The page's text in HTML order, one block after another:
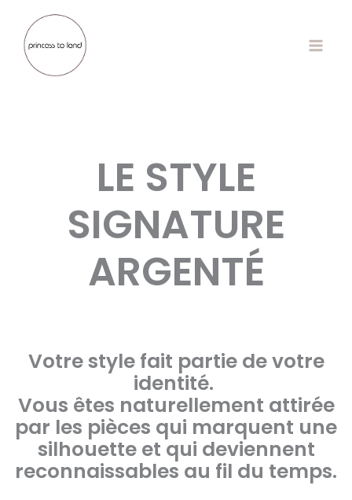
contenu
LE STYLE
SIGNATURE
ARGENTÉ
Votre style fait partie de votre
identité.
Vous êtes naturellement attirée
par les pièces qui marquent une
silhouette et qui deviennent
reconnaissables au fil du temps.